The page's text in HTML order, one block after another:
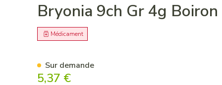
Bryonia 9ch Gr 4g Boiron
Médicament
5,37 €
Sur demande